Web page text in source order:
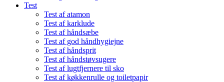
Test
Test af atamon
Test af karklude
Test af håndsæbe
Test af god håndhygiejne
Test af håndsprit
Test af håndstøvsugere
Test af lugtfjernere til sko
Test af køkkenrulle og toiletpapir